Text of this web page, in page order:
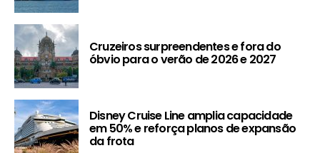
Cruzeiros surpreendentes e fora do
óbvio para o verão de 2026 e 2027
Disney Cruise Line amplia capacidade
em 50% e reforça planos de expansão
da frota